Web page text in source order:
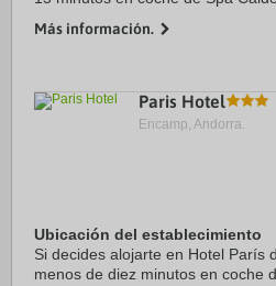
km de Mirador Roc del Quer y a
Más información.
Paris Hotel
Encamp, Andorra.
Ubicación del establecimiento
Si decides alojarte en Hotel París
menos de diez minutos en coche